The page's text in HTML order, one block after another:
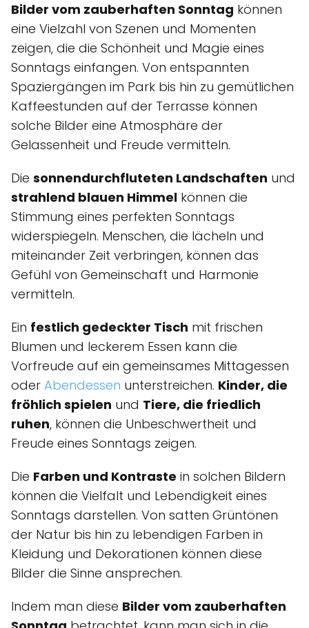
Bilder vom zauberhaften Sonntag können
eine Vielzahl von Szenen und Momenten
zeigen, die die Schönheit und Magie eines
Sonntags einfangen. Von entspannten
Spaziergängen im Park bis hin zu gemütlichen
Kaffeestunden auf der Terrasse können
solche Bilder eine Atmosphäre der
Gelassenheit und Freude vermitteln.
Die sonnendurchfluteten Landschaften und
strahlend blauen Himmel können die
Stimmung eines perfekten Sonntags
widerspiegeln. Menschen, die lächeln und
miteinander Zeit verbringen, können das
Gefühl von Gemeinschaft und Harmonie
vermitteln.
Ein festlich gedeckter Tisch mit frischen
Blumen und leckerem Essen kann die
Vorfreude auf ein gemeinsames Mittagessen
oder Abendessen unterstreichen. Kinder, die
fröhlich spielen und Tiere, die friedlich
ruhen, können die Unbeschwertheit und
Freude eines Sonntags zeigen.
Die Farben und Kontraste in solchen Bildern
können die Vielfalt und Lebendigkeit eines
Sonntags darstellen. Von satten Grüntönen
der Natur bis hin zu lebendigen Farben in
Kleidung und Dekorationen können diese
Bilder die Sinne ansprechen.
Indem man diese Bilder vom zauberhaften